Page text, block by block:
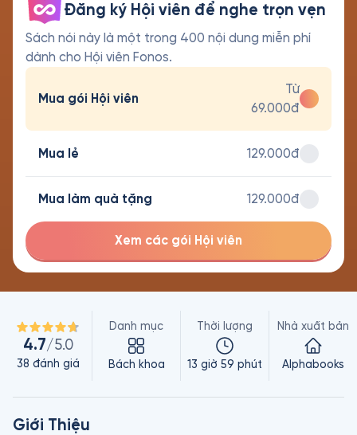
Đăng ký Hội viên để nghe trọn vẹn
Sách nói này là một trong 400 nội dung miễn phí
dành cho Hội viên Fonos.
Mua gói Hội viên
Từ
69.000đ
Mua lẻ 129.000đ
Mua làm quà tặng 129.000đ
Xem các gói Hội viên
4.7/5.0
38 đánh giá
Danh mục
Bách khoa
Thời lượng
13 giờ 59 phút
Nhà xuất bản
Alphabooks
Giới Thiệu